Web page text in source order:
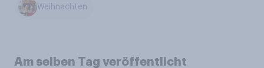
Weihnachten
Am selben Tag veröffentlicht